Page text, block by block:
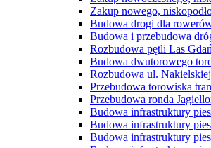
Zakup nowego,
Budowa drogi dla
Budowa i przebudowa
Rozbudowa pętli Las
Budowa dwutorowego
Rozbudowa ul.
Przebudowa torowiska
Przebudowa ronda
Budowa infrastruktury
Budowa infrastruktury
Budowa infrastruktury